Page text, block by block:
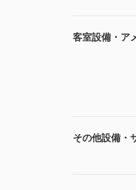
客室設備・ア
その他設備・